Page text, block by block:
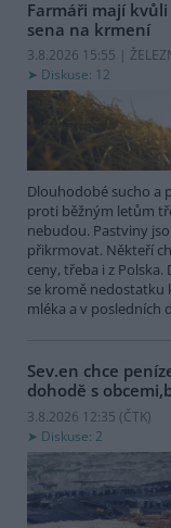
Farmáři mají
sena na krmení
3.8.2026 15:55 |
Diskuse: 12
Dlouhodobé sucho a
proti běžným letům
nebudou. Pastviny
přikrmovat. Někteří
ceny, třeba i z
se kromě nedostatku
mléka a v posledních
Sev.en chce
dohodě s
3.8.2026 12:35 (ČTK)
Diskuse: 2